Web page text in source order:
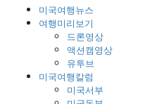
미국여행뉴스
여행미리보기
드론영상
액션캠영상
유투브
미국여행칼럼
미국서부